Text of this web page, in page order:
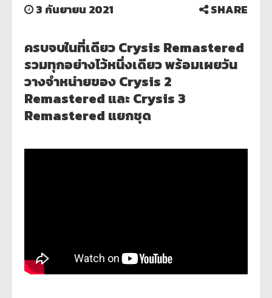
3 กันยายน 2021 SHARE
ครบจบในที่เดียว Crysis Remastered
รวมทุกอย่างไว้หนึ่งเดียว พร้อมเผยวัน
วางจำหน่ายของ Crysis 2
Remastered และ Crysis 3
Remastered แยกชุด